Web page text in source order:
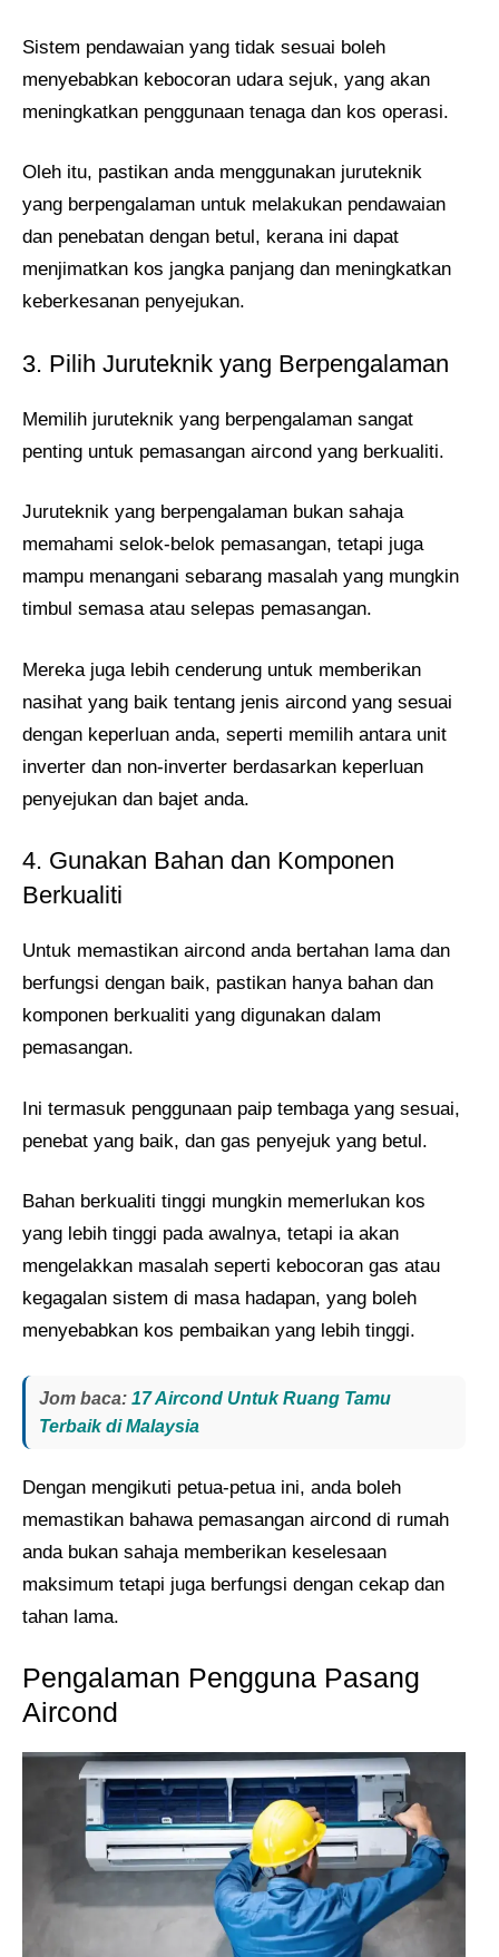
Sistem pendawaian yang tidak sesuai boleh
menyebabkan kebocoran udara sejuk, yang akan
meningkatkan penggunaan tenaga dan kos operasi.
Oleh itu, pastikan anda menggunakan juruteknik
yang berpengalaman untuk melakukan pendawaian
dan penebatan dengan betul, kerana ini dapat
menjimatkan kos jangka panjang dan meningkatkan
keberkesanan penyejukan.
3. Pilih Juruteknik yang Berpengalaman
Memilih juruteknik yang berpengalaman sangat
penting untuk pemasangan aircond yang berkualiti.
Juruteknik yang berpengalaman bukan sahaja
memahami selok-belok pemasangan, tetapi juga
mampu menangani sebarang masalah yang mungkin
timbul semasa atau selepas pemasangan.
Mereka juga lebih cenderung untuk memberikan
nasihat yang baik tentang jenis aircond yang sesuai
dengan keperluan anda, seperti memilih antara unit
inverter dan non-inverter berdasarkan keperluan
penyejukan dan bajet anda.
4. Gunakan Bahan dan Komponen
Berkualiti
Untuk memastikan aircond anda bertahan lama dan
berfungsi dengan baik, pastikan hanya bahan dan
komponen berkualiti yang digunakan dalam
pemasangan.
Ini termasuk penggunaan paip tembaga yang sesuai,
penebat yang baik, dan gas penyejuk yang betul.
Bahan berkualiti tinggi mungkin memerlukan kos
yang lebih tinggi pada awalnya, tetapi ia akan
mengelakkan masalah seperti kebocoran gas atau
kegagalan sistem di masa hadapan, yang boleh
menyebabkan kos pembaikan yang lebih tinggi.
Jom baca: 17 Aircond Untuk Ruang Tamu
Terbaik di Malaysia
Dengan mengikuti petua-petua ini, anda boleh
memastikan bahawa pemasangan aircond di rumah
anda bukan sahaja memberikan keselesaan
maksimum tetapi juga berfungsi dengan cekap dan
tahan lama.
Pengalaman Pengguna Pasang
Aircond